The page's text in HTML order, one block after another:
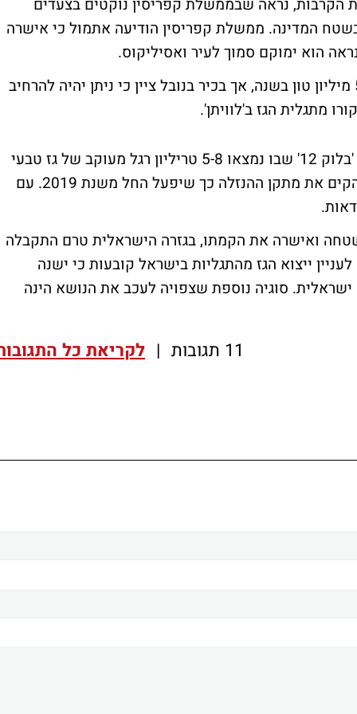
נראה שבממשלת קפריסין נוקטים בצעדים
המדינה. ממשלת קפריסין הודיעה אתמול כי אישרה
הוא ימוקם סמוך לעיר ואסיליקוס.
מתקן ההנזלה אשר עתיד לקום צפוי להנזיל 5 מיליון טון בשנה, אך בכיר בנובל ציין כי ניתן יהיה להרחיב
מתגלית הגז ב'לוויתן'.
נובל אנרג'י מחזיקה ב-70% מהזכויות ברישיון 'בלוק 12' שבו נמצאו 5-8 טריליון רגל מעוקב של גז טבעי
בסוף השנה שעברה. בנובל אנרג'י מתכננים להקים את מתקן ההנזלה כך שיפעל החל משנת 2019. עם
ואישרה את הקמתו, בגזרה הישראלית טרם התקבלה
ייצוא הגז מהתגליות בישראל קובעות כי ישנה
סוגיה נוספת שצפויה לעכב את הנושא הינה
11 תגובות | לקריאת כל